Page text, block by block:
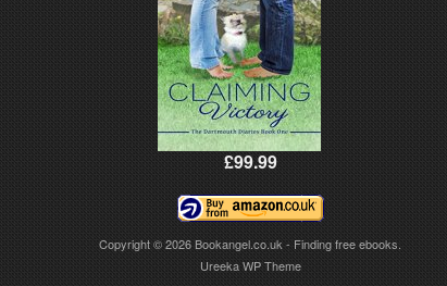
£99.99
Copyright © 2026Bookangel.co.uk - Finding free ebooks.
Ureeka WP Theme